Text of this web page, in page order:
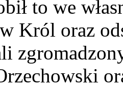
to we
Król oraz